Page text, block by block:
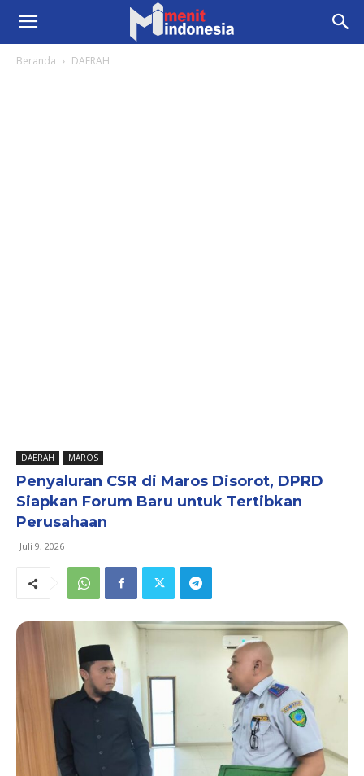
Beranda DAERAH
DAERAH MAROS
Penyaluran CSR di Maros Disorot, DPRD
Siapkan Forum Baru untuk Tertibkan
Perusahaan
Juli 9, 2026